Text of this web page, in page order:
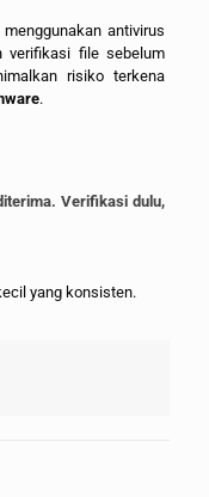
menggunakan antivirus
verifikasi file sebelum
risiko terkena
.
Verifikasi dulu,
yang konsisten.